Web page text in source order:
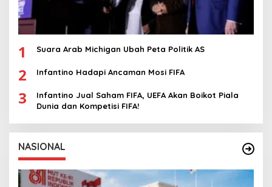
1 Suara Arab Michigan Ubah Peta Politik AS
2 Infantino Hadapi Ancaman Mosi FIFA
3
Infantino Jual Saham FIFA, UEFA Akan Boikot Piala
Dunia dan Kompetisi FIFA!
NASIONAL